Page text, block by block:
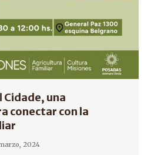
Cidade, una
conectar con la
2024